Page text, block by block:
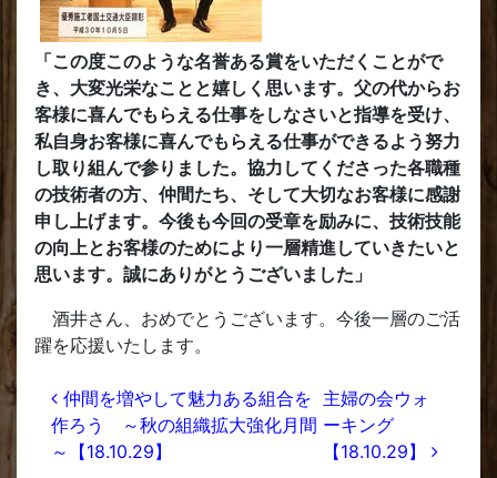
「この度このような名誉ある賞をいただくことがで
き、大変光栄なことと嬉しく思います。父の代からお
客様に喜んでもらえる仕事をしなさいと指導を受け、
私自身お客様に喜んでもらえる仕事ができるよう努力
し取り組んで参りました。協力してくださった各職種
の技術者の方、仲間たち、そして大切なお客様に感謝
申し上げます。今後も今回の受章を励みに、技術技能
の向上とお客様のためにより一層精進していきたいと
思います。誠にありがとうございました」
酒井さん、おめでとうございます。今後一層のご活
躍を応援いたします。
投稿ナビゲーション
仲間を増やして魅力ある組合を
作ろう ～秋の組織拡大強化月間
～【18.10.29】
主婦の会ウォ
ーキング
【18.10.29】